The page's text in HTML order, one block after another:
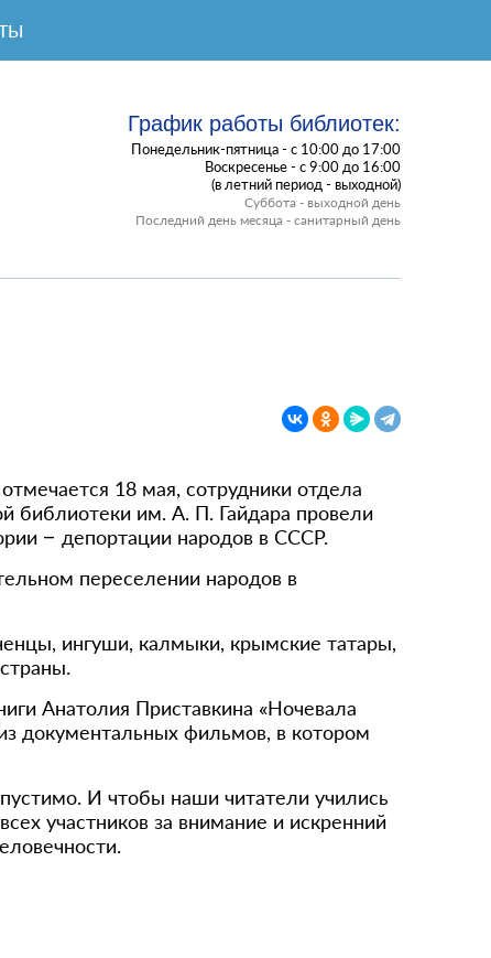
График работы библиотек:
Понедельник-пятница - с 10:00 до 17:00
Воскресенье - с 9:00 до 16:00
(в летний период - выходной)
Суббота - выходной день
Последний день месяца - санитарный день
18 мая, сотрудники отдела
библиотеки им. А. П. Гайдара провели
– депортации народов в СССР.
переселении народов в
ингуши, калмыки, крымские татары,
Анатолия Приставкина «Ночевала
документальных фильмов, в котором
И чтобы наши читатели учились
участников за внимание и искренний